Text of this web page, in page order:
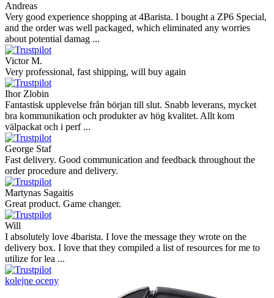
Andreas
Very good experience shopping at 4Barista. I bought a ZP6 Special,
and the order was well packaged, which eliminated any worries
about potential damag ...
Victor M.
Very professional, fast shipping, will buy again
Ihor Zlobin
Fantastisk upplevelse från början till slut. Snabb leverans, mycket
bra kommunikation och produkter av hög kvalitet. Allt kom
välpackat och i perf ...
George Staf
Fast delivery. Good communication and feedback throughout the
order procedure and delivery.
Martynas Sagaitis
Great product. Game changer.
Will
I absolutely love 4barista. I love the message they wrote on the
delivery box. I love that they compiled a list of resources for me to
utilize for lea ...
kolejne oceny